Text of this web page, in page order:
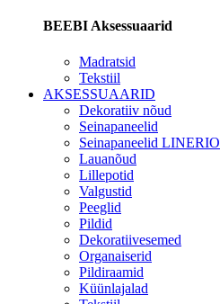
BEEBI Aksessuaarid
Madratsid
Tekstiil
AKSESSUAARID
Dekoratiiv nõud
Seinapaneelid
Seinapaneelid LINERIO
Lauanõud
Lillepotid
Valgustid
Peeglid
Pildid
Dekoratiivesemed
Organaiserid
Pildiraamid
Küünlajalad